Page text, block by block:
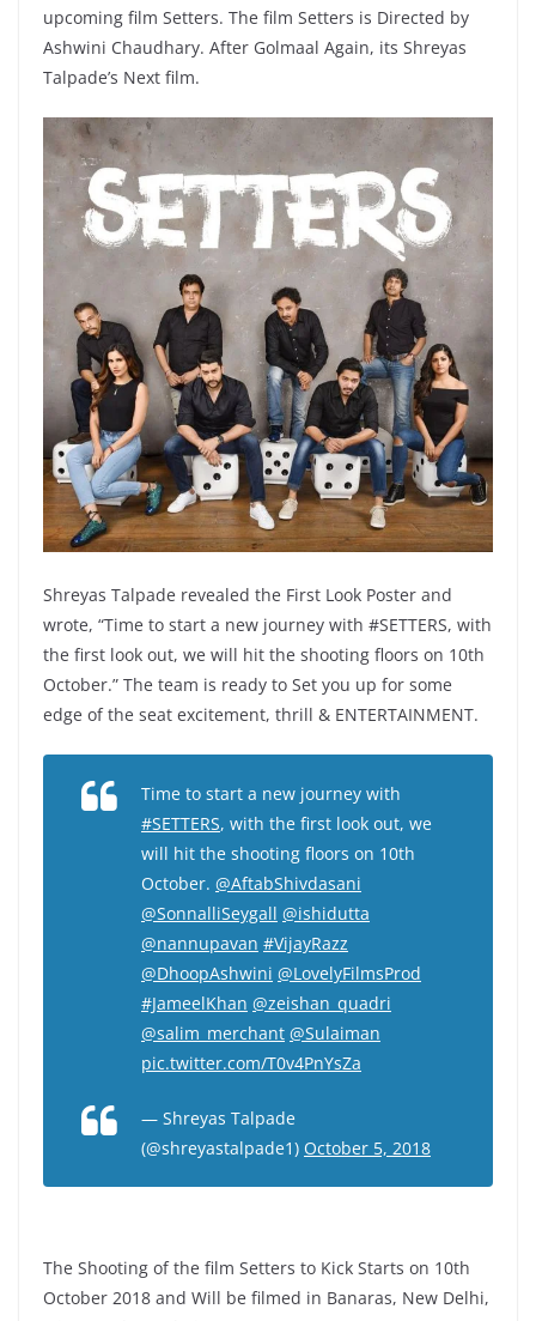
upcoming film Setters. The film Setters is Directed by
Ashwini Chaudhary. After Golmaal Again, its Shreyas
Talpade’s Next film.
Shreyas Talpade revealed the First Look Poster and
wrote, “Time to start a new journey with #SETTERS, with
the first look out, we will hit the shooting floors on 10th
October.” The team is ready to Set you up for some
edge of the seat excitement, thrill & ENTERTAINMENT.
Time to start a new journey with
#SETTERS, with the first look out, we
will hit the shooting floors on 10th
October. @AftabShivdasani
@SonnalliSeygall @ishidutta
@nannupavan #VijayRazz
@DhoopAshwini @LovelyFilmsProd
#JameelKhan @zeishan_quadri
@salim_merchant @Sulaiman
pic.twitter.com/T0v4PnYsZa
— Shreyas Talpade
(@shreyastalpade1) October 5, 2018
The Shooting of the film Setters to Kick Starts on 10th
October 2018 and Will be filmed in Banaras, New Delhi,